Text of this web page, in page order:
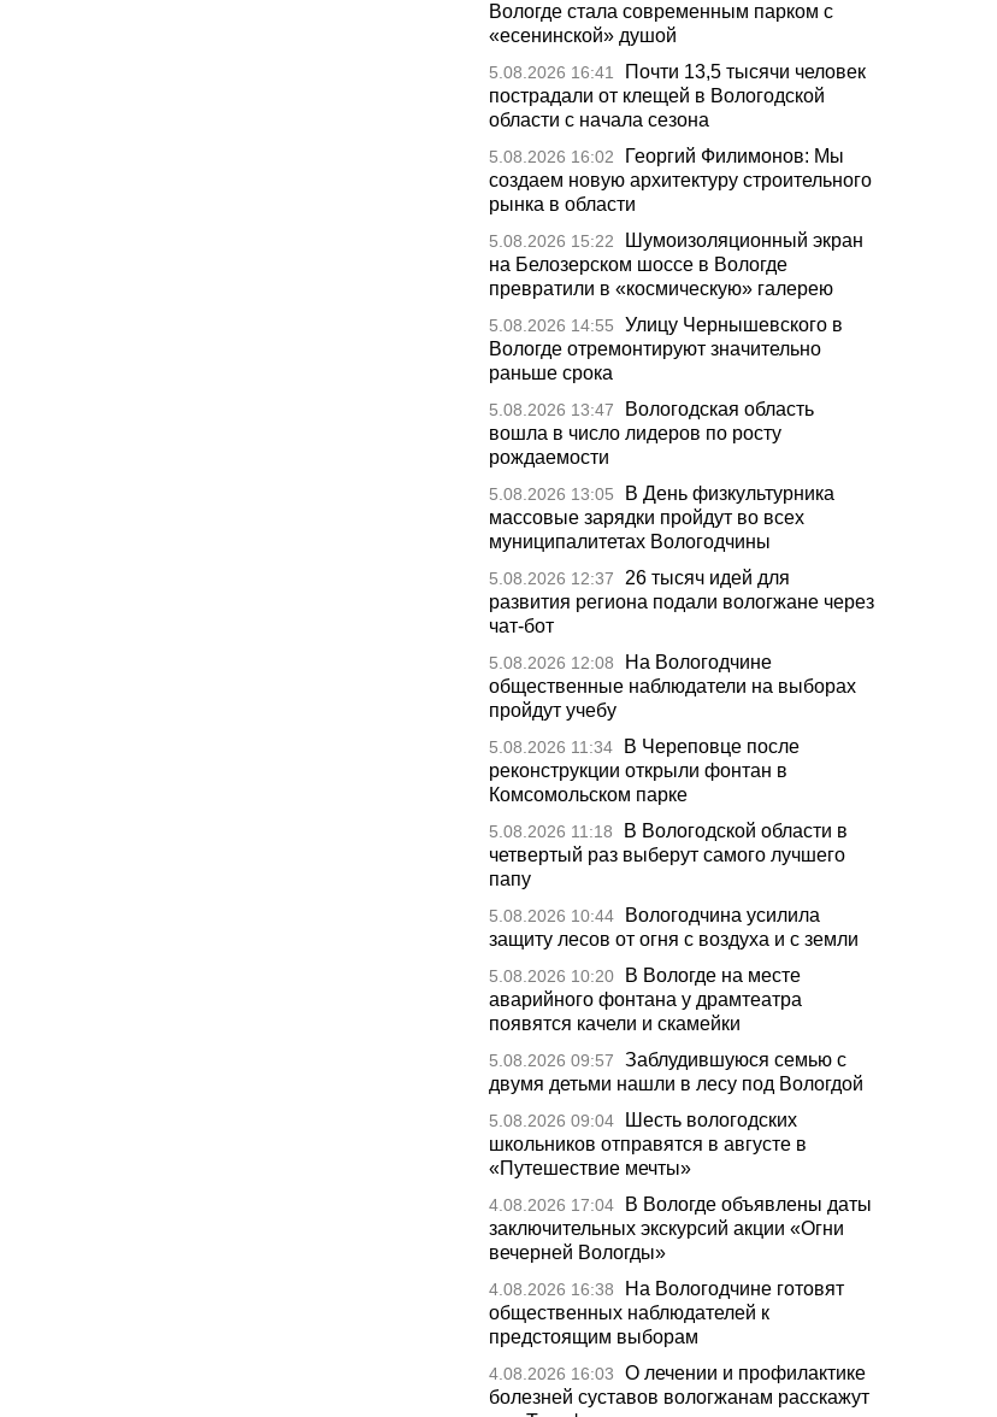
Вологде стала современным парком с
«есенинской» душой
5.08.2026 16:41
Почти 13,5 тысячи человек
пострадали от клещей в Вологодской
области с начала сезона
5.08.2026 16:02
Георгий Филимонов: Мы
создаем новую архитектуру строительного
рынка в области
5.08.2026 15:22
Шумоизоляционный экран
на Белозерском шоссе в Вологде
превратили в «космическую» галерею
5.08.2026 14:55
Улицу Чернышевского в
Вологде отремонтируют значительно
раньше срока
5.08.2026 13:47
Вологодская область
вошла в число лидеров по росту
рождаемости
5.08.2026 13:05
В День физкультурника
массовые зарядки пройдут во всех
муниципалитетах Вологодчины
5.08.2026 12:37
26 тысяч идей для
развития региона подали вологжане через
чат-бот
5.08.2026 12:08
На Вологодчине
общественные наблюдатели на выборах
пройдут учебу
5.08.2026 11:34
В Череповце после
реконструкции открыли фонтан в
Комсомольском парке
5.08.2026 11:18
В Вологодской области в
четвертый раз выберут самого лучшего
папу
5.08.2026 10:44
Вологодчина усилила
защиту лесов от огня с воздуха и с земли
5.08.2026 10:20
В Вологде на месте
аварийного фонтана у драмтеатра
появятся качели и скамейки
5.08.2026 09:57
Заблудившуюся семью с
двумя детьми нашли в лесу под Вологдой
5.08.2026 09:04
Шесть вологодских
школьников отправятся в августе в
«Путешествие мечты»
4.08.2026 17:04
В Вологде объявлены даты
заключительных экскурсий акции «Огни
вечерней Вологды»
4.08.2026 16:38
На Вологодчине готовят
общественных наблюдателей к
предстоящим выборам
4.08.2026 16:03
О лечении и профилактике
болезней суставов вологжанам расскажут